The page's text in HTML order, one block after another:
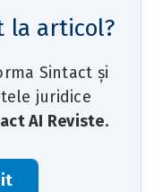
la articol?
Sintact și
juridice
AI Reviste.